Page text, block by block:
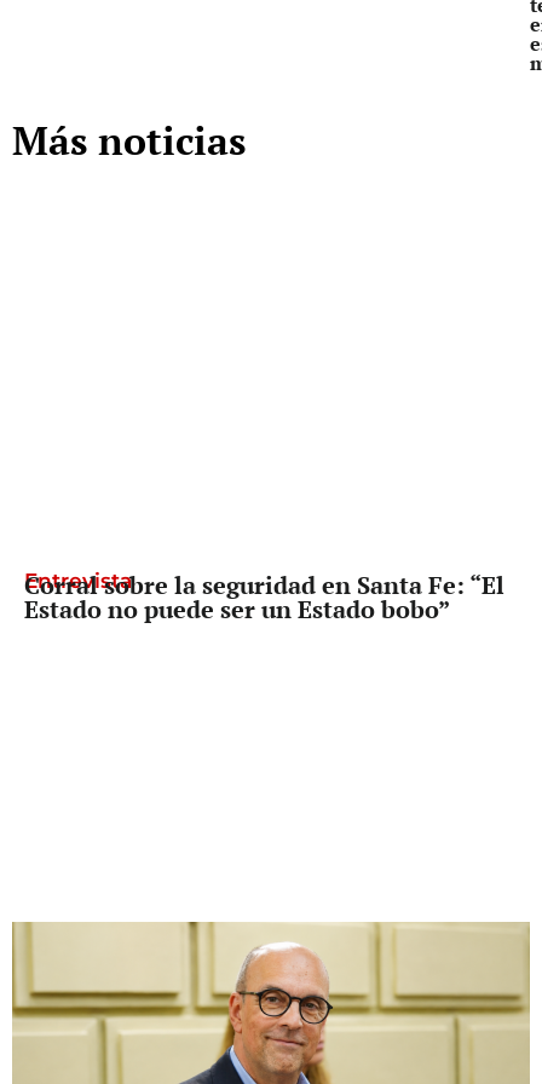
Más noticias
Entrevista
Corral sobre la seguridad en Santa Fe: “El
Estado no puede ser un Estado bobo”
Diputado Provincial
Palo Oliver busca que reclamarle los
fondos a Nación deje de depender del